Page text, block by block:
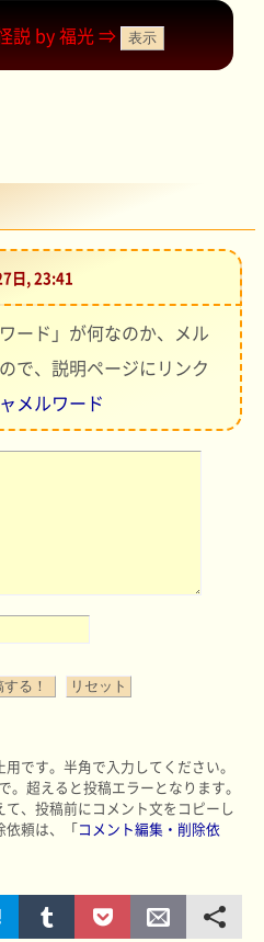
説 by 福光 ⇒
日, 23:41
ード」が何なのか、メル
で、説明ページにリンク
メルワード
です。半角で入力してください。
超えると投稿エラーとなります。
、投稿前にコメント文をコピーし
依頼は、「コメント編集・削除依